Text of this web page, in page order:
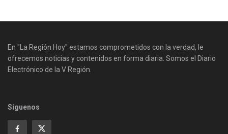
En "La Región Hoy" estamos comprometidos con la verdad, le
ofrecemos noticias y contenidos en forma diaria. Somos el Diario
Electrónico de la V Región.
Siguenos